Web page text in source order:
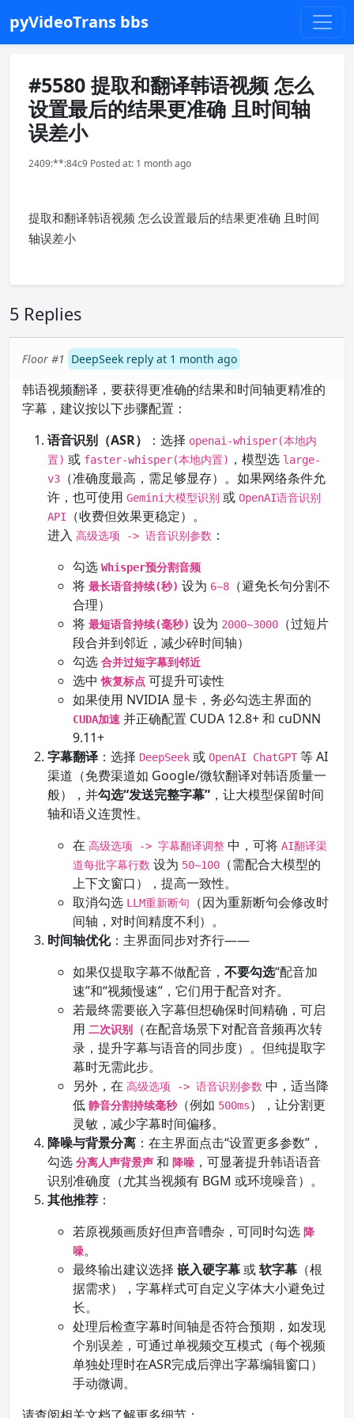
pyVideoTrans bbs
#5580 提取和翻译韩语视频 怎么
设置最后的结果更准确 且时间轴
误差小
2409:**:84c9 Posted at: 1 month ago
提取和翻译韩语视频 怎么设置最后的结果更准确 且时间
轴误差小
5 Replies
Floor #1 DeepSeek reply at 1 month ago
韩语视频翻译，要获得更准确的结果和时间轴更精准的
字幕，建议按以下步骤配置：
语音识别（ASR）
：选择 openai-whisper(本地内
置) 或 faster-whisper(本地内置) ，模型选 large-
v3
（准确度最高，需足够显存）。如果网络条件允
许，也可使用 Gemini大模型识别 或 OpenAI语音识别
API
（收费但效果更稳定）。
进入 高级选项 -> 语音识别参数 ：
勾选 Whisper预分割音频
将 最长语音持续(秒) 设为 6~8
（避免长句分割不
合理）
将 最短语音持续(毫秒) 设为 2000~3000
（过短片
段合并到邻近，减少碎时间轴）
勾选 合并过短字幕到邻近
选中恢复标点 可提升可读性
如果使用 NVIDIA 显卡，务必勾选主界面的
CUDA加速 并正确配置 CUDA 12.8+ 和 cuDNN
9.11+
字幕翻译 ：选择 DeepSeek 或 OpenAI ChatGPT 等 AI
渠道（免费渠道如 Google/微软翻译对韩语质量一
般），并勾选“发送完整字幕” ，让大模型保留时间
轴和语义连贯性。
在 高级选项 -> 字幕翻译调整 中，可将 AI翻译渠
道每批字幕行数 设为 50~100
（需配合大模型的
上下文窗口），提高一致性。
取消勾选 LLM重新断句
（因为重新断句会修改时
间轴，对时间精度不利）。
时间轴优化：主界面同步对齐行——
如果仅提取字幕不做配音， 不要勾选“配音加
速”和“视频慢速”，它们用于配音对齐。
若最终需要嵌入字幕但想确保时间精确，可启
用 二次识别
（在配音场景下对配音音频再次转
录，提升字幕与语音的同步度）。但纯提取字
幕时无需此步。
另外，在 高级选项 -> 语音识别参数 中，适当降
低 静音分割持续毫秒（例如 500ms），让分割更
灵敏，减少字幕时间偏移。
降噪与背景分离 ：在主界面点击“设置更多参数”，
勾选 分离人声背景声 和 降噪 ，可显著提升韩语语音
识别准确度（尤其当视频有 BGM 或环境噪音）。
其他推荐 ：
若原视频画质好但声音嘈杂，可同时勾选 降
噪。
最终输出建议选择 嵌入硬字幕或软字幕 （根
据需求），字幕样式可自定义字体大小避免过
长。
处理后检查字幕时间轴是否符合预期，如发现
个别误差，可通过单视频交互模式（每个视频
单独处理时在ASR完成后弹出字幕编辑窗口）
手动微调。